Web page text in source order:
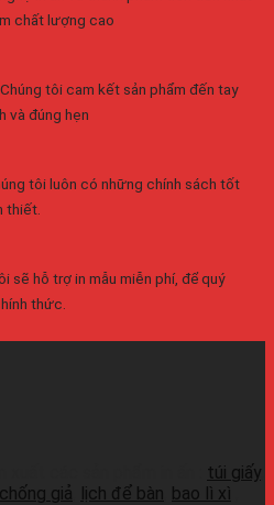
chất lượng cao
Chúng tôi cam kết sản phẩm đến tay
và đúng hẹn
tôi luôn có những chính sách tốt
thiết.
sẽ hỗ trợ in mẫu miễn phí, để quý
thức.
túi giấy
giả lịch để bàn bao lì xì